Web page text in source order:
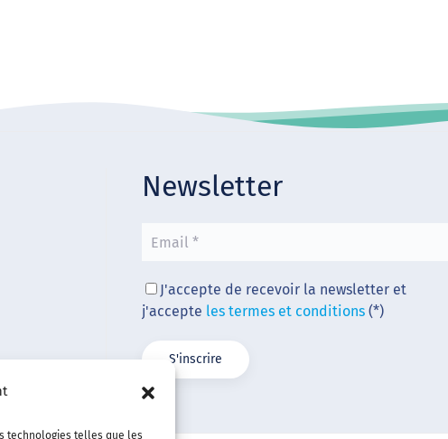
technologies telles que les
Newsletter
J'accepte de recevoir la newsletter et
j'accepte les termes et conditions(*)